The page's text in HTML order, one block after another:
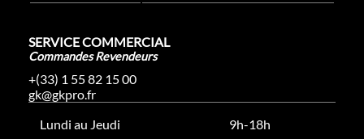
SERVICE COMMERCIAL
Commandes Revendeurs
+(33) 1 55 82 15 00
gk@gkpro.fr
Lundi au Jeudi
9h-18h